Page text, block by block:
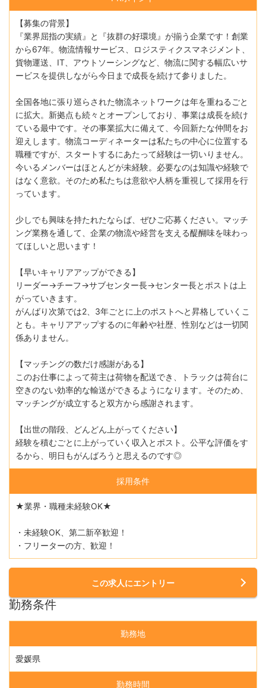
【募集の背景】
『業界屈指の実績』と『抜群の好環境』が揃う企業です！創業
から67年。物流情報サービス、ロジスティクスマネジメント、
貨物運送、IT、アウトソーシングなど、物流に関する幅広いサ
ービスを提供しながら今日まで成長を続けて参りました。
全国各地に張り巡らされた物流ネットワークは年を重ねるごと
に拡大。新拠点も続々とオープンしており、事業は成長を続け
ている最中です。その事業拡大に備えて、今回新たな仲間をお
迎えします。物流コーディネーターは私たちの中心に位置する
職種ですが、スタートするにあたって経験は一切いりません。
今いるメンバーはほとんどが未経験。必要なのは知識や経験で
はなく意欲。そのため私たちは意欲や人柄を重視して採用を行
っています。
少しでも興味を持たれたならば、ぜひご応募ください。マッチ
ング業務を通して、企業の物流や経営を支える醍醐味を味わっ
てほしいと思います！
【早いキャリアアップができる】
リーダー→チーフ→サブセンター長→センター長とポストは上
がっていきます。
がんばり次第では2、3年ごとに上のポストへと昇格していくこ
とも。キャリアアップするのに年齢や社歴、性別などは一切関
係ありません。
【マッチングの数だけ感謝がある】
このお仕事によって荷主は荷物を配送でき、トラックは荷台に
空きのない効率的な輸送ができるようになります。そのため、
マッチングが成立すると双方から感謝されます。
【出世の階段、どんどん上がってください】
経験を積むごとに上がっていく収入とポスト。公平な評価をす
るから、明日もがんばろうと思えるのです◎
採用条件
★業界・職種未経験OK★
・未経験OK、第二新卒歓迎！
・フリーターの方、歓迎！
この求人にエントリー
勤務条件
勤務地
愛媛県
勤務時間